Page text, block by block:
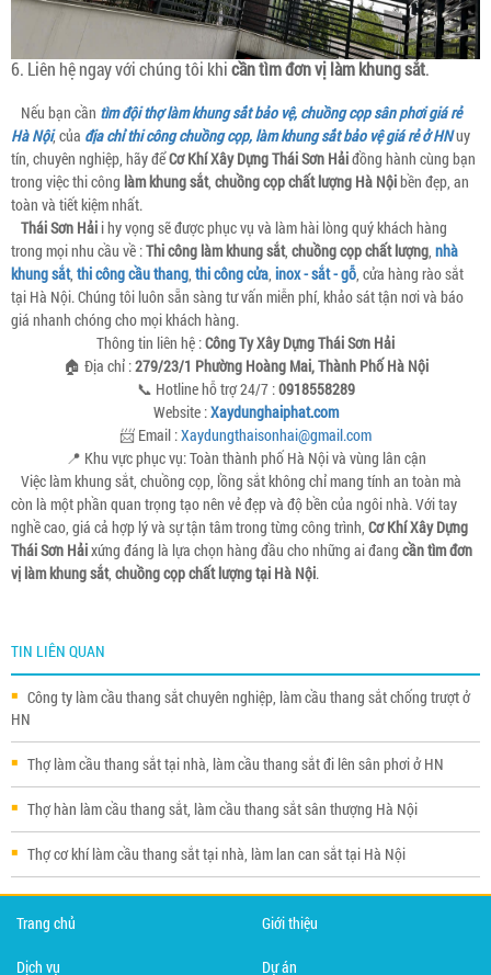
6. Liên hệ ngay với chúng tôi khicần tìm đơn vị làm khung sắt.
Nếu bạn cần tìm đội thợ làm khung sắt bảo vệ, chuồng cọp sân phơi giá rẻ
Hà Nội, của địa chỉ thi công chuồng cọp, làm khung sắt bảo vệ giá rẻ ở HNuy
tín, chuyên nghiệp, hãy đểCơ Khí Xây Dựng Thái Sơn Hảiđồng hành cùng bạn
trong việc thi công làm khung sắt, chuồng cọp chất lượng Hà Nộibền đẹp, an
toàn và tiết kiệm nhất.
Thái Sơn Hải i hy vọng sẽ được phục vụ và làm hài lòng quý khách hàng
trong mọi nhu cầu về :Thi công làm khung sắt, chuồng cọp chất lượng, nhà
khung sắt, thi công cầu thang, thi công cửa, inox - sắt - gỗ, cửa hàng rào sắt
tại Hà Nội. Chúng tôi luôn sẵn sàng tư vấn miễn phí, khảo sát tận nơi và báo
giá nhanh chóng cho mọi khách hàng.
Thông tin liên hệ :Công Ty Xây Dựng Thái Sơn Hải
🏠 Địa chỉ :279/23/1 Phường Hoàng Mai, Thành Phố Hà Nội
📞 Hotline hỗ trợ 24/7 :0918558289
Website :Xaydunghaiphat.com
📨 Email :Xaydungthaisonhai@gmail.com
📍 Khu vực phục vụ: Toàn thành phố Hà Nội và vùng lân cận
Việc làm khung sắt, chuồng cọp, lồng sắt không chỉ mang tính an toàn mà
còn là một phần quan trọng tạo nên vẻ đẹp và độ bền của ngôi nhà. Với tay
nghề cao, giá cả hợp lý và sự tận tâm trong từng công trình, Cơ Khí Xây Dựng
Thái Sơn Hảixứng đáng là lựa chọn hàng đầu cho những ai đang cần tìm đơn
vị làm khung sắt, chuồng cọp chất lượng tại Hà Nội.
TIN LIÊN QUAN
Công ty làm cầu thang sắt chuyên nghiệp, làm cầu thang sắt chống trượt ở
HN
Thợ làm cầu thang sắt tại nhà, làm cầu thang sắt đi lên sân phơi ở HN
Thợ hàn làm cầu thang sắt, làm cầu thang sắt sân thượng Hà Nội
Thợ cơ khí làm cầu thang sắt tại nhà, làm lan can sắt tại Hà Nội
Trang chủ Giới thiệu
Dịch vụ Dự án